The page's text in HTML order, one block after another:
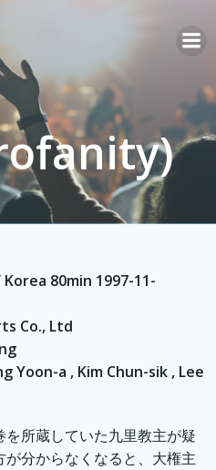
ン
へ
ス
キ
ッ
80min 1997-11-
Co., Ltd
Yoon-a , Kim Chun-sik , Lee
所蔵していた九里教主が疑
分からなくなると、大権主